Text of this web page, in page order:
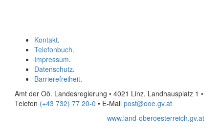
Kontakt.
Telefonbuch.
Impressum.
Datenschutz.
Barrierefreiheit.
Amt der Oö. Landesregierung • 4021 Linz, Landhausplatz 1 •
Telefon (+43 732) 77 20-0 • E-Mail post@ooe.gv.at
www.land-oberoesterreich.gv.at